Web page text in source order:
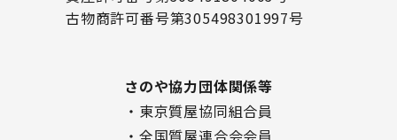
古物商許可番号第305498301997号
さのや協力団体関係等
・東京質屋協同組合員
・全国質屋連合会会員